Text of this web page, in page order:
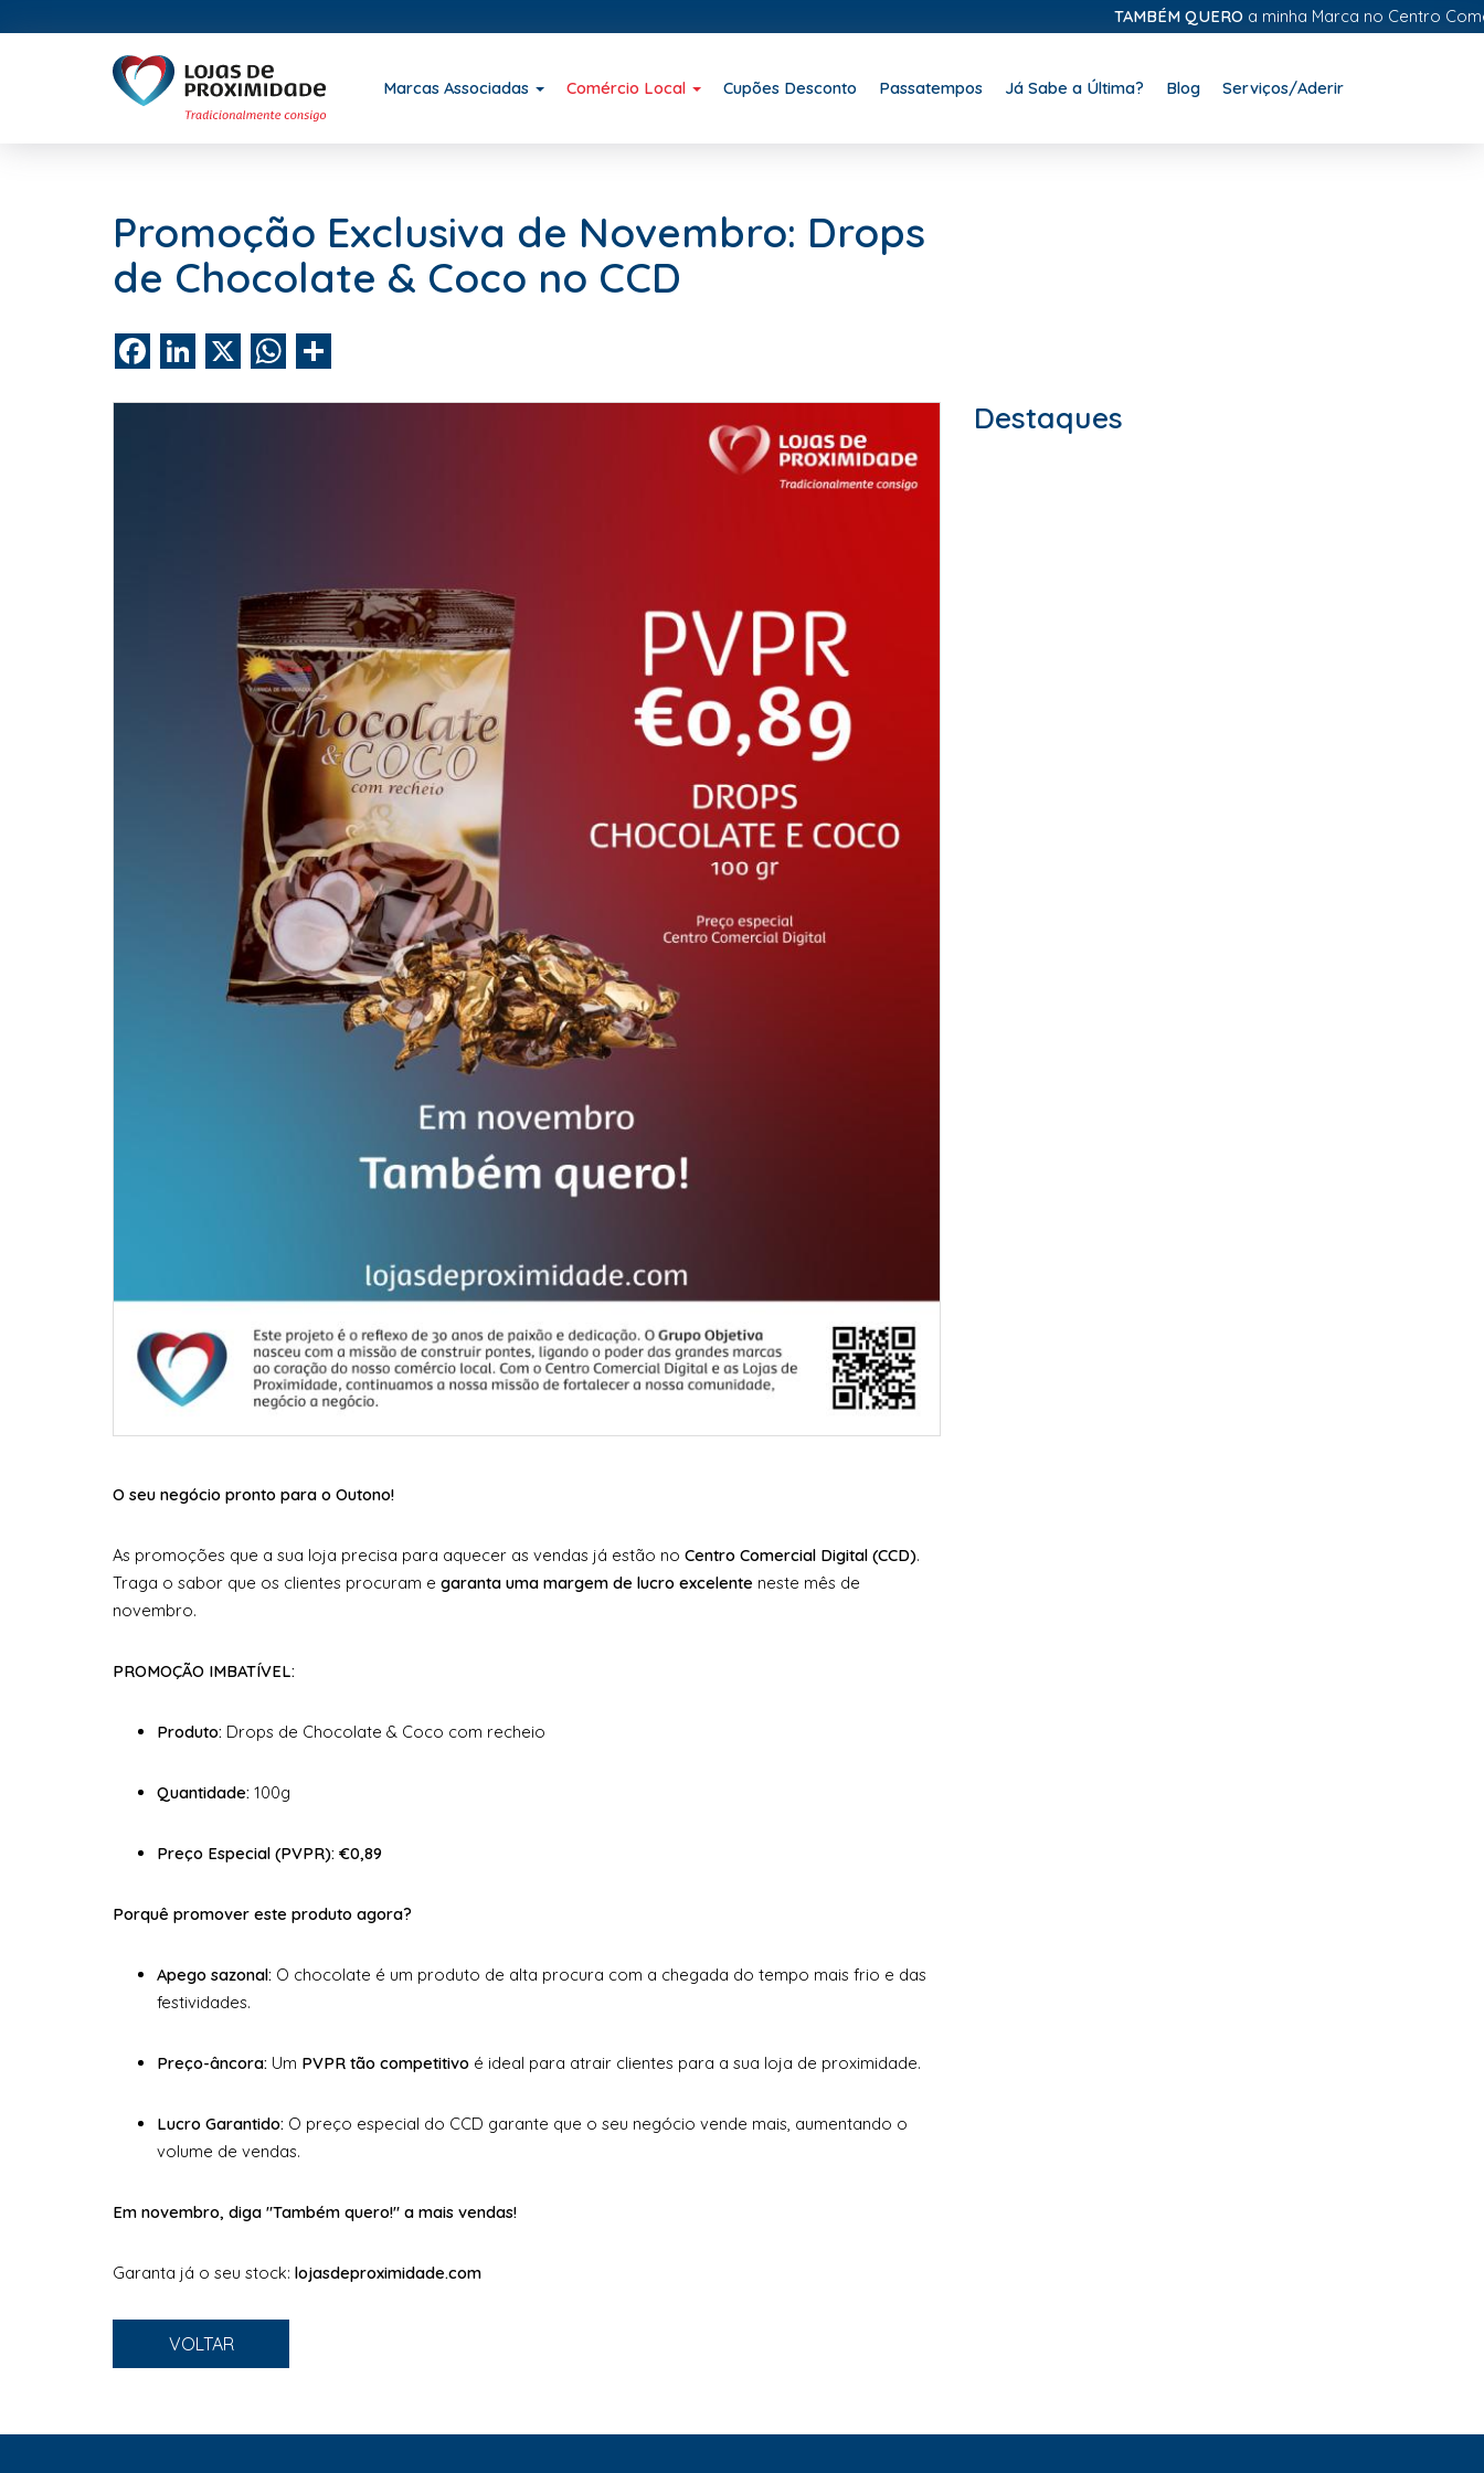
TAMBÉM QUEROa minha Marca no Centro Comercial
Marcas Associadas Comércio Local Cupões Desconto Passatempos Já Sabe a Última? Blog Serviços/Aderir
Promoção Exclusiva de Novembro: Drops
de Chocolate & Coco no CCD
FacebookLinkedIn WhatsApp
O seu negócio pronto para o Outono!
As promoções que a sua loja precisa para aquecer as vendas já estão no Centro Comercial Digital (CCD).
Traga o sabor que os clientes procuram e garanta uma margem de lucro excelente neste mês de
novembro.
PROMOÇÃO IMBATÍVEL:
Produto: Drops de Chocolate & Coco com recheio
Quantidade: 100g
Preço Especial (PVPR): €0,89
Porquê promover este produto agora?
Apego sazonal: O chocolate é um produto de alta procura com a chegada do tempo mais frio e das
festividades.
Preço-âncora: Um PVPR tão competitivo é ideal para atrair clientes para a sua loja de proximidade.
Lucro Garantido: O preço especial do CCD garante que o seu negócio vende mais, aumentando o
volume de vendas.
Em novembro, diga "Também quero!" a mais vendas!
Garanta já o seu stock: lojasdeproximidade.com
VOLTAR
Destaques